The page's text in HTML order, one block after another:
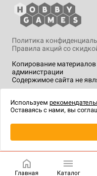
Копирование
администрации
Содержимое сайта не
Политика
Правила акций со
технологии.
Главная Каталог
Используем
Оставаясь с нами, вы